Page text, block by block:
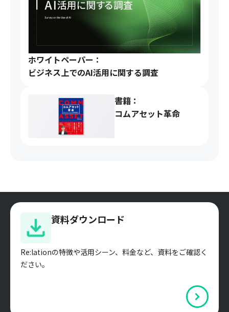
ホワイトペーパー：
ビジネス上でのAI活用に関する調査
書籍：
コムアセット革命
資料ダウンロード
Re:lationの特徴や活用シーン、料金など、資料をご確認く
ださい。